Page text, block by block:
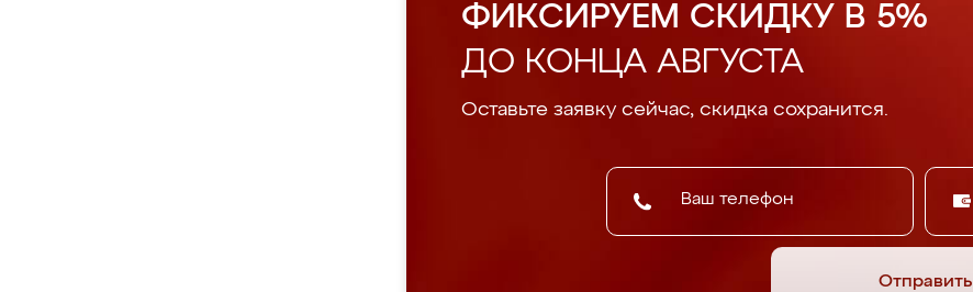
ФИКСИРУЕМ СКИДКУ В 5%
ДО КОНЦА АВГУСТА
Оставьте заявку сейчас, скидка сохранится.
Отправить